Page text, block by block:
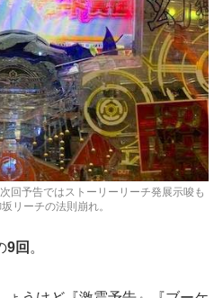
回予告ではストーリーリーチ発展示唆も
リーチの法則崩れ。
9回 。